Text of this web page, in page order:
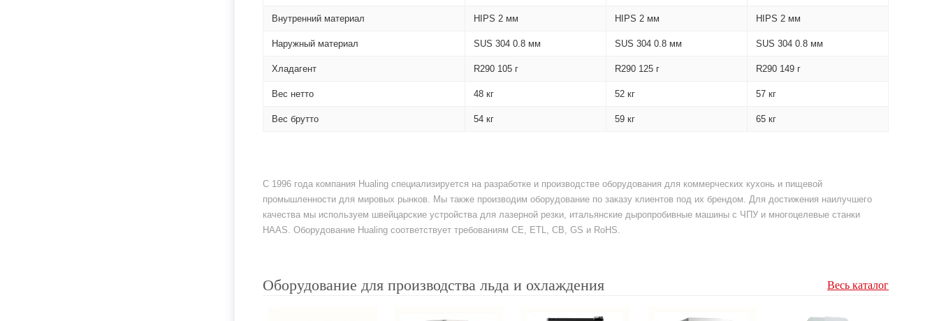
Внутренний материал HIPS 2 мм HIPS 2 мм HIPS 2 мм
Наружный материал SUS 304 0.8 мм SUS 304 0.8 мм SUS 304 0.8 мм
Хладагент R290 105 г R290 125 г R290 149 г
Вес нетто 48 кг 52 кг 57 кг
Вес брутто 54 кг 59 кг 65 кг
С 1996 года компания Hualing специализируется на разработке и производстве оборудования для коммерческих кухонь и пищевой
промышленности для мировых рынков. Мы также производим оборудование по заказу клиентов под их брендом. Для достижения наилучшего
качества мы используем швейцарские устройства для лазерной резки, итальянские дыропробивные машины с ЧПУ и многоцелевые станки
HAAS. Оборудование Hualing соответствует требованиям CE, ETL, CB, GS и RoHS.
Оборудование для производства льда и охлаждения Весь каталог